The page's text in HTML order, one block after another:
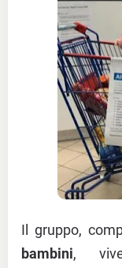
Il gruppo,
bambini,